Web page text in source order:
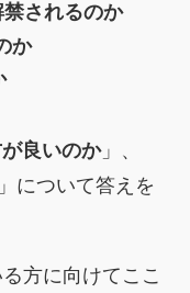
されるのか
か
良いのか」、
について答えを
方に向けてここ